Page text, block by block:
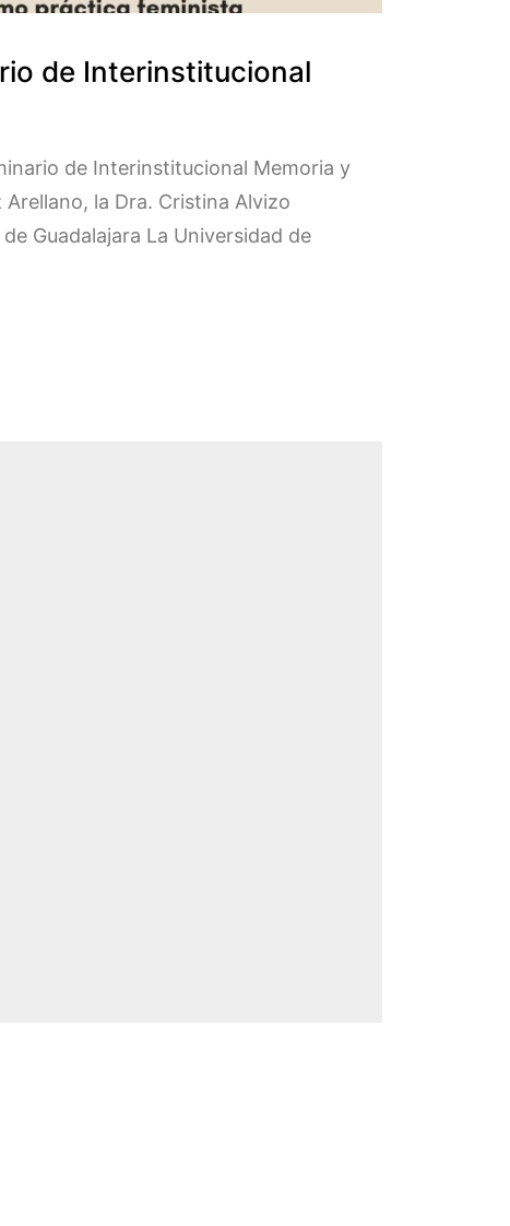
de Interinstitucional
de Interinstitucional Memoria y
la Dra. Cristina Alvizo
Guadalajara La Universidad de